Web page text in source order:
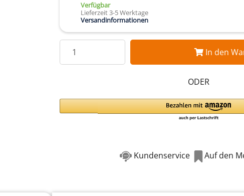
Verfügbar
Lieferzeit 3-5 Werktage
Versandinformationen
In den
ODER
Kundenservice Auf den